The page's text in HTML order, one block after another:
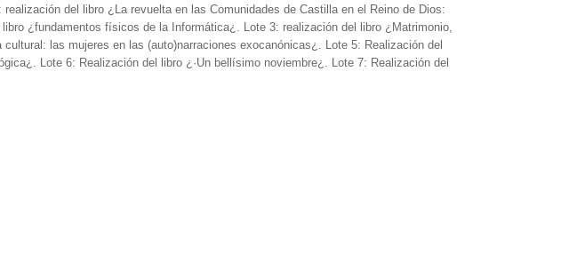
del libro ¿La revuelta en las Comunidades de Castilla en el Reino de Dios:
¿fundamentos físicos de la Informática¿. Lote 3: realización del libro ¿Matrimonio,
las mujeres en las (auto)narraciones exocanónicas¿. Lote 5: Realización del
Lote 6: Realización del libro ¿·Un bellísimo noviembre¿. Lote 7: Realización del